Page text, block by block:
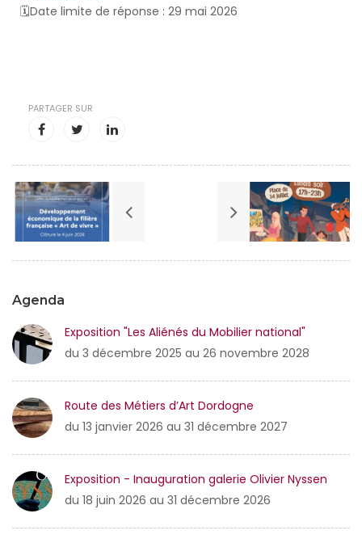
Agenda
Exposition "Les Aliénés du Mobilier national"
du 3 décembre 2025 au 26 novembre 2028
Route des Métiers d’Art Dordogne
du 13 janvier 2026 au 31 décembre 2027
Exposition - Inauguration galerie Olivier Nyssen
du 18 juin 2026 au 31 décembre 2026
🗓️Date limite de réponse : 29 mai 2026
PARTAGER SUR